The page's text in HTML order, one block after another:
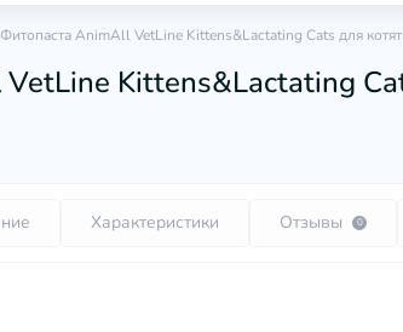
Фитопаста AnimAll VetLine Kittens&Lactating Cats для
Kittens&Lactating
Характеристики Отзывы 0